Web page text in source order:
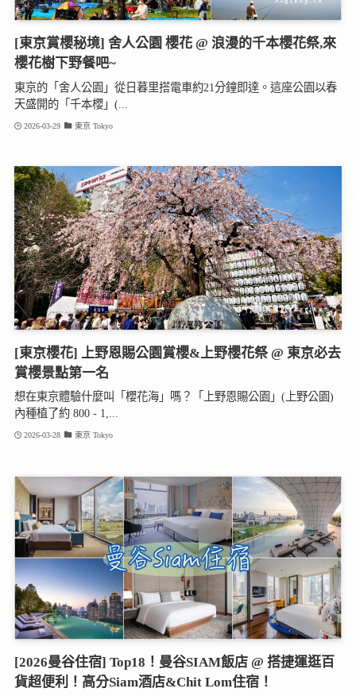
[東京賞櫻秘境] 舍人公園 櫻花 @ 浪漫的千本櫻花祭,來
櫻花樹下野餐吧~
東京的「舍人公園」從日暮里搭電車約21分鐘即達。這座公園以春
天盛開的「千本櫻」(...
2026-03-29 東京 Tokyo
[東京櫻花] 上野恩賜公園賞櫻&上野櫻花祭 @ 東京必去
賞櫻景點第一名
想在東京體驗什麼叫「櫻花海」嗎？「上野恩賜公園」(上野公園)
內種植了約 800 - 1,...
2026-03-28 東京 Tokyo
[2026曼谷住宿] Top18！曼谷SIAM飯店 @ 搭捷運逛百
貨超便利！高分Siam酒店&Chit Lom住宿！